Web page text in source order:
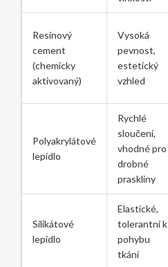
Resinový
cement
(chemicky
aktivovaný)
Vysoká
pevnost,
estetický
vzhled
Polyakrylátové
lepidlo
Rychlé
sloučení,
vhodné pro
drobné
praskliny
Silikátové
lepidlo
Elastické,
tolerantní k
pohybu
tkání